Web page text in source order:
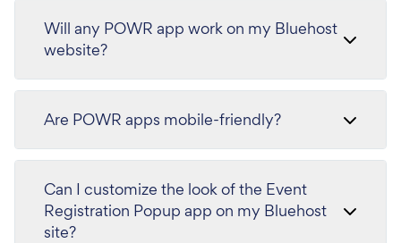
Will any POWR app work on my Bluehost
website?
Are POWR apps mobile-friendly?
Can I customize the look of the Event
Registration Popup app on my Bluehost
site?